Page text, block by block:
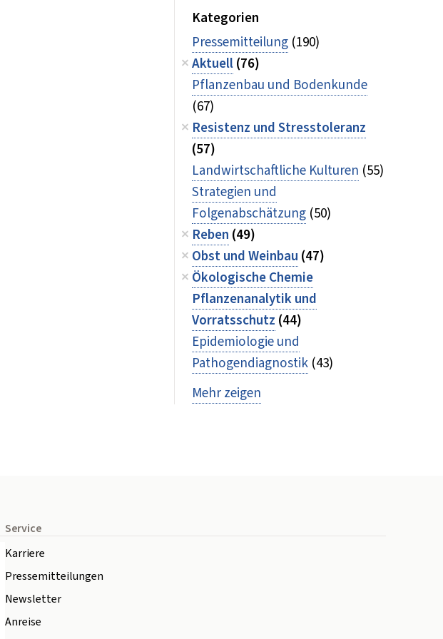
Kategorien
Pressemitteilung (190)
Aktuell(76)
Pflanzenbau und Bodenkunde
(67)
Resistenz und Stresstoleranz
(57)
Landwirtschaftliche Kulturen (55)
Strategien und
Folgenabschätzung (50)
Reben (49)
Obst und Weinbau (47)
Ökologische Chemie
Pflanzenanalytik und
Vorratsschutz (44)
Epidemiologie und
Pathogendiagnostik (43)
Mehr zeigen
Service
Karriere
Pressemitteilungen
Newsletter
Anreise